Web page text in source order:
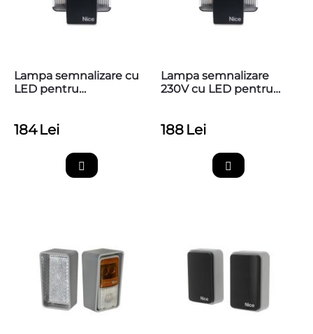
Lampa semnalizare cu
LED pentru
184 Lei
Lampa semnalizare
230V cu LED pentru
188 Lei